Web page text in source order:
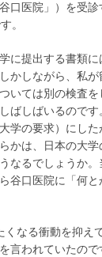
口医院」）を受
。
に提出する書類
かしながら、私
いては別の検査
ばしばいるので
学の要求）にし
かは、日本の大
なるでしょうか
谷口医院に「何
なる衝動を抑え
言われていたの